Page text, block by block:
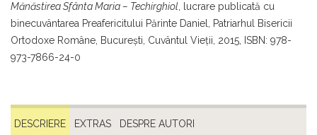
Mănăstirea Sfânta Maria – Techirghiol , lucrare publicată cu
binecuvântarea Preafericitului Părinte Daniel, Patriarhul Bisericii
Ortodoxe Române, București, Cuvântul Vieții, 2015, ISBN: 978-
973-7866-24-0
DESCRIERE EXTRAS DESPRE AUTORI